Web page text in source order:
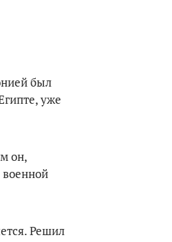
был
уже
он,
военной
Решил